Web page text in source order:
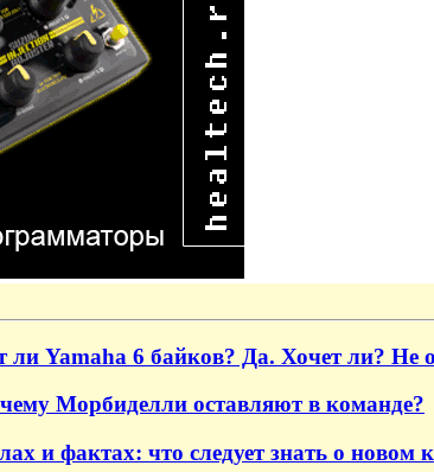
ли Yamaha 6 байков? Да. Хочет ли? Не
Морбиделли оставляют в команде?
и фактах: что следует знать о новом